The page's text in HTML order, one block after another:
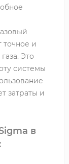
точное и
Это
системы
затраты и
в